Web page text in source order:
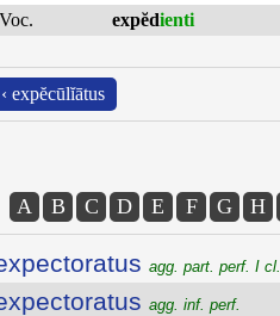
Voc.
expĕdienti
‹ expĕcūlĭātus
A B C D E F G H
agg. part. perf. I cl.
agg. inf. perf.